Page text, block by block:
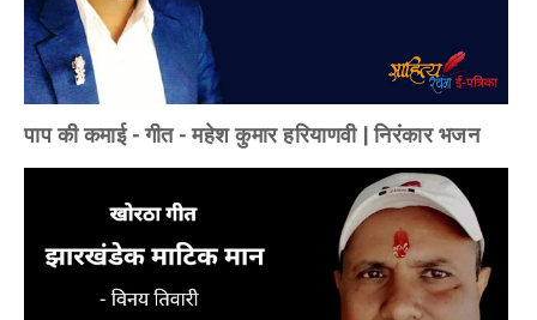
पाप की कमाई - गीत - महेश कुमार हरियाणवी | निरंकार भजन